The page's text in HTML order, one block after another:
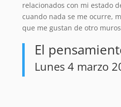
relacionados con mi estado
cuando nada se me ocurre,
que me gustan de otro
El
Lunes 4 marzo